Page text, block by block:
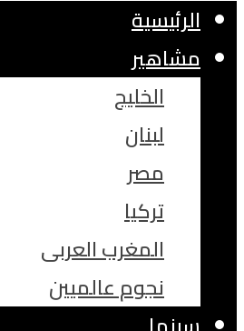
الرئيسية
مشاهير
الخليج
لبنان
مصر
تركيا
المغرب العربى
نجوم عالميين